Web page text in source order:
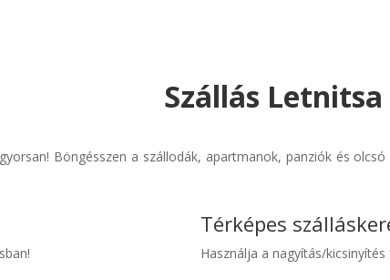
Szállás
Böngésszen a szállodák, apartmanok, panziók és
Térképes
Használja a nagyítás/